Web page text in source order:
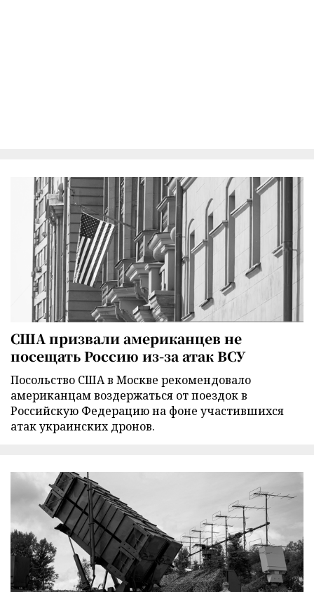
США призвали американцев не
посещать Россию из-за атак ВСУ
Посольство США в Москве рекомендовало
американцам воздержаться от поездок в
Российскую Федерацию на фоне участившихся
атак украинских дронов.